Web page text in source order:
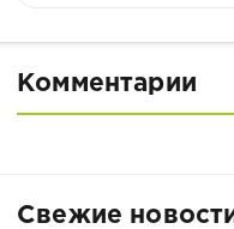
Комментарии
Свежие